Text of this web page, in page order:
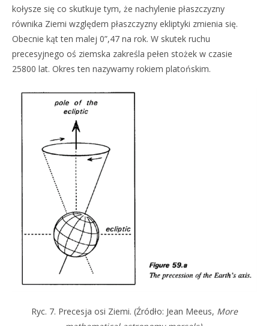
kołysze się co skutkuje tym, że nachylenie płaszczyzny
równika Ziemi względem płaszczyzny ekliptyki zmienia się.
Obecnie kąt ten malej 0”,47 na rok. W skutek ruchu
precesyjnego oś ziemska zakreśla pełen stożek w czasie
25800 lat. Okres ten nazywamy rokiem platońskim.
Ryc. 7. Precesja osi Ziemi. (Źródło: Jean Meeus, More